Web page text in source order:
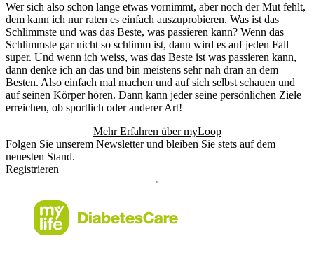
Wer sich also schon lange etwas vornimmt, aber noch der Mut fehlt,
dem kann ich nur raten es einfach auszuprobieren. Was ist das
Schlimmste und was das Beste, was passieren kann? Wenn das
Schlimmste gar nicht so schlimm ist, dann wird es auf jeden Fall
super. Und wenn ich weiss, was das Beste ist was passieren kann,
dann denke ich an das und bin meistens sehr nah dran an dem
Besten. Also einfach mal machen und auf sich selbst schauen und
auf seinen Körper hören. Dann kann jeder seine persönlichen Ziele
erreichen, ob sportlich oder anderer Art!
Mehr Erfahren über myLoop
Folgen Sie unserem Newsletter und bleiben Sie stets auf dem
neuesten Stand.
Registrieren